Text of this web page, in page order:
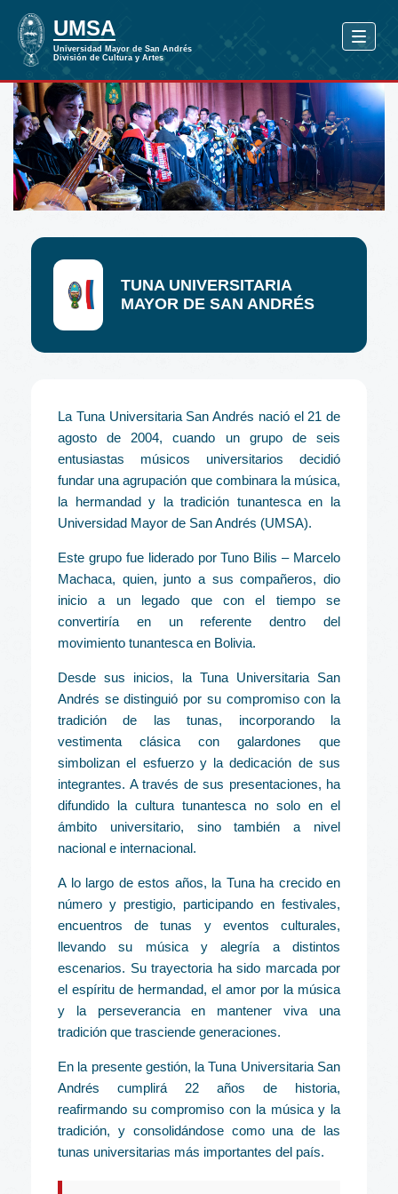
TUNA UNIVERSITARIA
MAYOR DE SAN ANDRÉS
La Tuna Universitaria San Andrés nació el 21 de
agosto de 2004, cuando un grupo de seis
entusiastas músicos universitarios decidió
fundar una agrupación que combinara la música,
la hermandad y la tradición tunantesca en la
Universidad Mayor de San Andrés (UMSA).
Este grupo fue liderado por Tuno Bilis – Marcelo
Machaca, quien, junto a sus compañeros, dio
inicio a un legado que con el tiempo se
convertiría en un referente dentro del
movimiento tunantesca en Bolivia.
Desde sus inicios, la Tuna Universitaria San
Andrés se distinguió por su compromiso con la
tradición de las tunas, incorporando la
vestimenta clásica con galardones que
simbolizan el esfuerzo y la dedicación de sus
integrantes. A través de sus presentaciones, ha
difundido la cultura tunantesca no solo en el
ámbito universitario, sino también a nivel
nacional e internacional.
A lo largo de estos años, la Tuna ha crecido en
número y prestigio, participando en festivales,
encuentros de tunas y eventos culturales,
llevando su música y alegría a distintos
escenarios. Su trayectoria ha sido marcada por
el espíritu de hermandad, el amor por la música
y la perseverancia en mantener viva una
tradición que trasciende generaciones.
En la presente gestión, la Tuna Universitaria San
Andrés cumplirá 22 años de historia,
reafirmando su compromiso con la música y la
tradición, y consolidándose como una de las
tunas universitarias más importantes del país.